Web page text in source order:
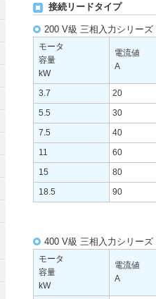
接続リードタイプ
200 V級 三相入力シリーズ
モータ
容量
kW
電流値
A
3.7
20
5.5
30
7.5
40
11
60
15
80
18.5
90
400 V級 三相入力シリーズ
モータ
容量
kW
電流値
A